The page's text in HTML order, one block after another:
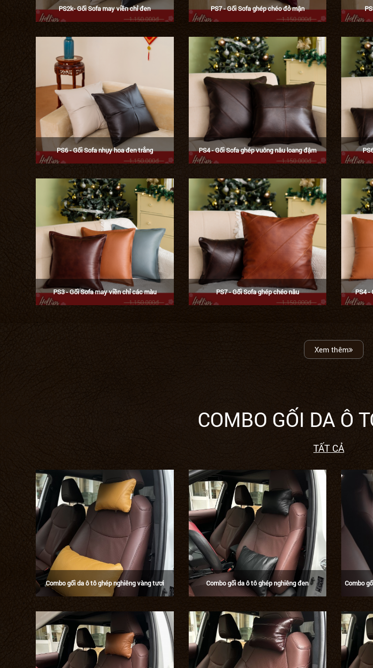
PS2k- Gối Sofa may viền chỉ đen PS7 - Gối Sofa ghép chéo đỏ mận
PS6 - Gối Sofa nhụy hoa đen trắng PS4 - Gối Sofa ghép vuông nâu loang đậm
PS3 - Gối Sofa may viền chỉ các màu PS7 - Gối Sofa ghép chéo nâu PS4 -
Xem thêm
COMBO GỐI DA Ô
TẤT CẢ
Combo gối da ô tô ghép nghiêng vàng tươi Combo gối da ô tô ghép nghiêng đen Combo